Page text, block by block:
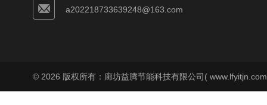
a202218733639248@163.com
© 2026 版权所有：廊坊益腾节能科技有限公司(